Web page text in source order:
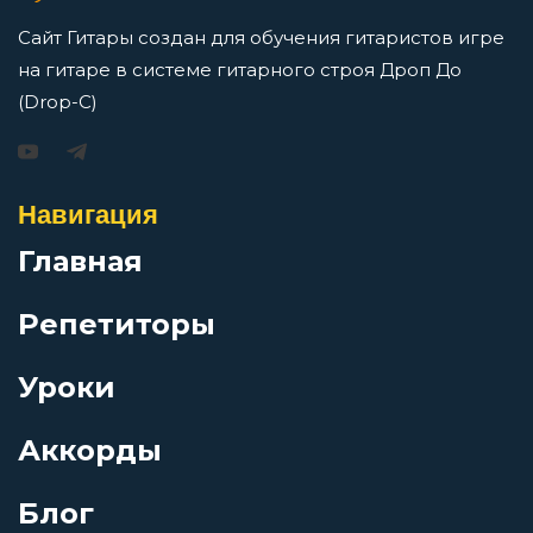
В твоём лице так мало красок
В фаворе у неба
Ватерлоо
Игорь Растеряев — Безрукавочка: аккорды для
Просмотров: 15195 чел.
АукцЫон — Возле меня: аккорды для гитары
Перейти
Сайт Гитары создан для обучения гитаристов игре
на гитаре в системе гитарного строя Дроп До
(Drop-C)
Навигация
Главная
Репетиторы
Уроки
Аккорды
Блог